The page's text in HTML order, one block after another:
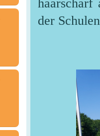
haarscharf
der